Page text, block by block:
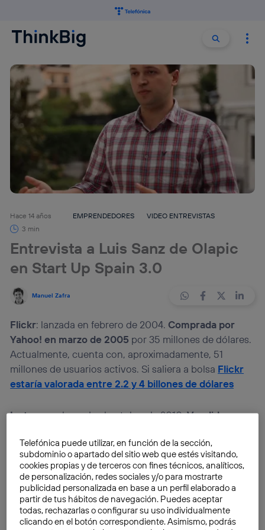
Buscar
Hace 14 años EMPRENDEDORES
VIDEO ENTREVISTAS
3 min
Entrevista a Luis Sanz de Olapic
en Start Up Spain 3.0
Manuel Zafra
Flickr: lanzada en febrero de 2004. Comprada por
Yahoo! en marzo de 2005 por 35 millones de dólares.
Actualmente, cuenta con, aproximadamente, 51
millones de usuarios activos. Si saliera a bolsa Flickr
estaría valorada entre 2.2 y 4 billones de dólares
Instagram: lanzada el octubre de 2010.Vendida a
repartido en dinero en metálico (300 millones) y
acciones (24 millones), entre abril y agosto de 2012,
con tan solo 13 empleados. Dos años después de su
lanzamiento, en Septiembre de este 2012 en que
vivimos, alcanza los 100 millones de usuarios.
Telefónica puede utilizar, en función de la sección,
subdominio o apartado del sitio web que estés visitando,
cookies propias y de terceros con fines técnicos, analíticos,
de personalización, redes sociales y/o para mostrarte
publicidad personalizada en base a un perfil elaborado a
partir de tus hábitos de navegación. Puedes aceptar
todas, rechazarlas o configurar su uso individualmente
clicando en el botón correspondiente. Asimismo, podrás